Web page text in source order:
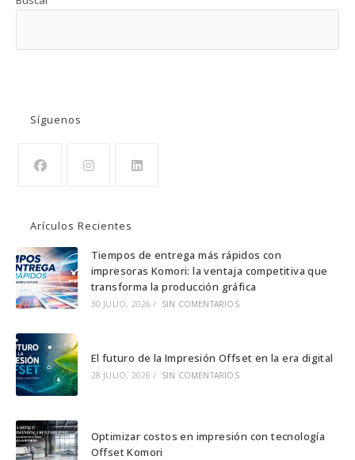
Síguenos
una
nueva
pestaña
una
nueva
pestaña
una
nueva
pestaña
Arículos Recientes
Tiempos de entrega más rápidos con
impresoras Komori: la ventaja competitiva que
transforma la producción gráfica
30 JULIO, 2026 / SIN COMENTARIOS
El futuro de la Impresión Offset en la era digital
28 JULIO, 2026 / SIN COMENTARIOS
Optimizar costos en impresión con tecnología
Offset Komori